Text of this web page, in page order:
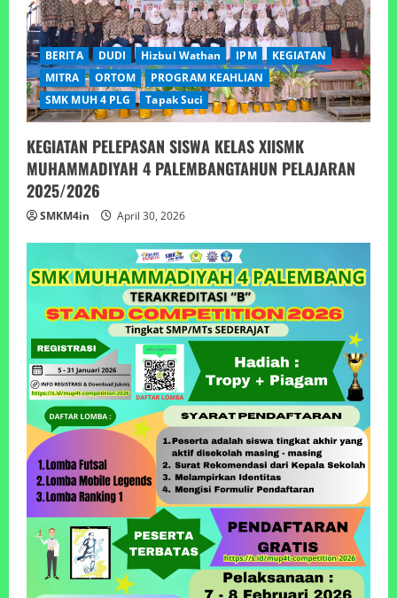
BERITA DUDI Hizbul Wathan IPM
KEGIATAN
MITRA
ORTOM
PROGRAM KEAHLIAN
SMK MUH 4 PLG
Tapak Suci
KEGIATAN PELEPASAN SISWA KELAS XIISMK
MUHAMMADIYAH 4 PALEMBANGTAHUN PELAJARAN
2025/2026
SMKM4in April 30, 2026